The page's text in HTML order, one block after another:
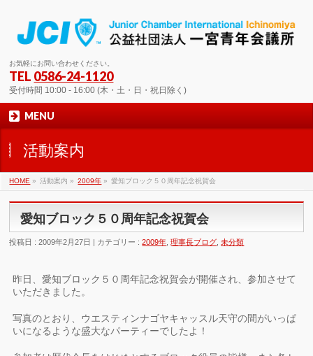
お気軽にお問い合わせください。
TEL 0586-24-1120
受付時間 10:00 - 16:00 (木・土・日・祝日除く)
MENU
活動案内
HOME » 活動案内 » 2009年 » 愛知ブロック５０周年記念祝賀会
愛知ブロック５０周年記念祝賀会
投稿日 : 2009年2月27日 | カテゴリー :2009年 ,理事長ブログ ,未分類
昨日、愛知ブロック５０周年記念祝賀会が開催され、参加させて
いただきました。
写真のとおり、ウエスティンナゴヤキャッスル天守の間がいっぱ
いになるような盛大なパーティーでしたよ！